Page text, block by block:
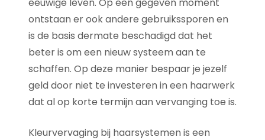
ontstaan er ook andere gebruikssporen en
is de basis dermate beschadigd dat het
beter is om een nieuw systeem aan te
schaffen. Op deze manier bespaar je jezelf
geld door niet te investeren in een haarwerk
dat al op korte termijn aan vervanging toe is.
Kleurvervaging bij haarsystemen is een